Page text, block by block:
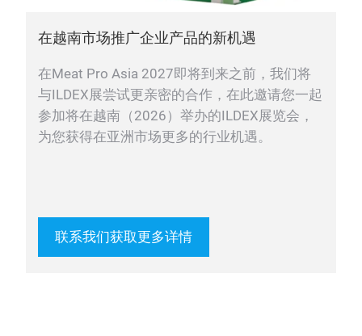
在越南市场推广企业产品的新机遇
在Meat Pro Asia 2027即将到来之前，我们将
与ILDEX展尝试更亲密的合作，在此邀请您一起
参加将在越南（2026）举办的ILDEX展览会，
为您获得在亚洲市场更多的行业机遇。
联系我们获取更多详情